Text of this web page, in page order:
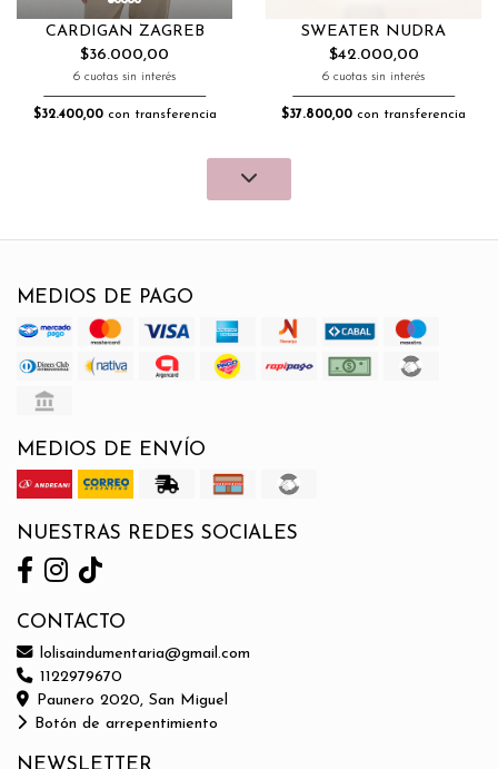
CARDIGAN ZAGREB
$36.000,00
6 cuotas sin interés
$32.400,00con transferencia
SWEATER NUDRA
$42.000,00
6 cuotas sin interés
$37.800,00 con transferencia
MEDIOS DE PAGO
MEDIOS DE ENVÍO
NUESTRAS REDES SOCIALES
CONTACTO
lolisaindumentaria@gmail.com
1122979670
Paunero 2020, San Miguel
Botón de arrepentimiento